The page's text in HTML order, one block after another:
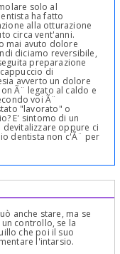
solo al
ha fatto
alla otturazione
circa vent'anni.
mai avuto dolore
diciamo reversibile,
preparazione
di
avverto un dolore
Ã¨ legato al caldo e
voi Ã¨
"lavorato" o
E' sintomo di un
oppure ci
dentista non c'Ã¨ per
anche stare, ma se
controllo, se la
che poi il suo
l'intarsio.